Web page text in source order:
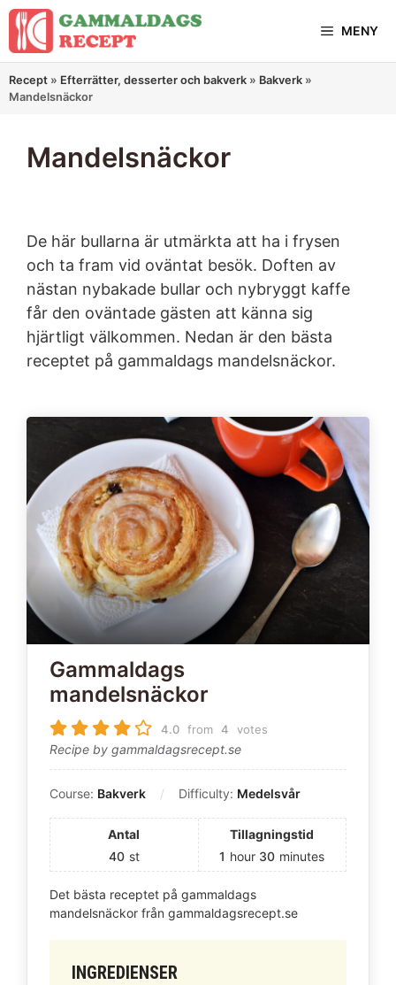
Hoppa
innehåll
MENY
Recept » Efterrätter, desserter och bakverk » Bakverk »
Mandelsnäckor
Mandelsnäckor
De här bullarna är utmärkta att ha i frysen
och ta fram vid oväntat besök. Doften av
nästan nybakade bullar och nybryggt kaffe
får den oväntade gästen att känna sig
hjärtligt välkommen. Nedan är den bästa
receptet på gammaldags mandelsnäckor.
Gammaldags
mandelsnäckor
4.0 from 4 votes
Recipe by gammaldagsrecept.se
Course: Bakverk Difficulty: Medelsvår
Antal
40 st
Tillagningstid
1 hour 30 minutes
Det bästa receptet på gammaldags
mandelsnäckor från gammaldagsrecept.se
INGREDIENSER